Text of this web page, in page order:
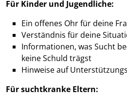
Für Kinder und Jugendliche:
Ein offenes Ohr für deine
Verständnis für deine
Informationen, was Sucht
keine Schuld trägst
Hinweise auf
Für suchtkranke Eltern: